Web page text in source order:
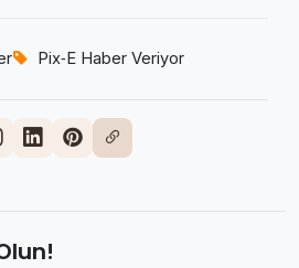
Pix‑E Haber Veriyor